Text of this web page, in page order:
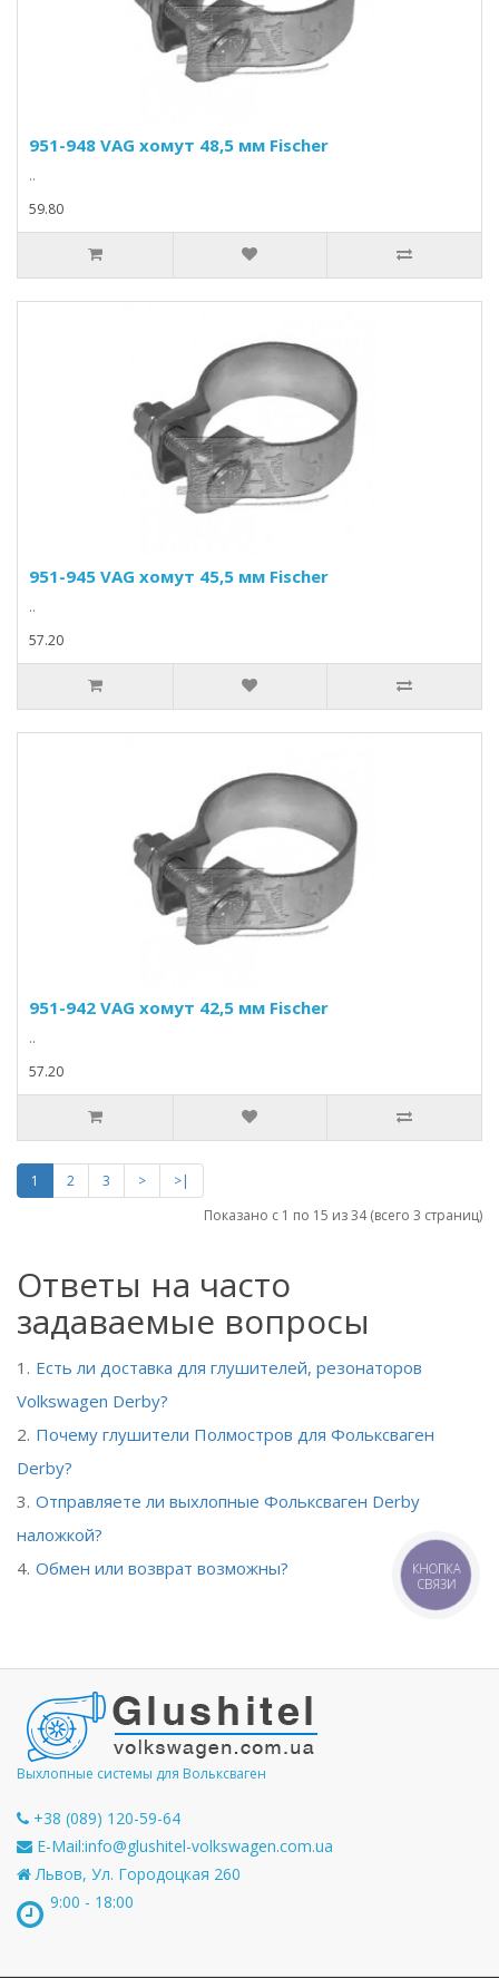
951-948 VAG хомут 48,5 мм Fischer
..
59.80
951-945 VAG хомут 45,5 мм Fischer
..
57.20
951-942 VAG хомут 42,5 мм Fischer
..
57.20
1 2 3 >
>|
Показано с 1 по 15 из 34 (всего 3 страниц)
Ответы на часто
задаваемые вопросы
Есть ли доставка для глушителей, резонаторов
Volkswagen Derby?
Почему глушители Полмостров для Фольксваген
Derby?
Отправляете ли выхлопные Фольксваген Derby
наложкой?
Обмен или возврат возможны?
Выхлопные системы для Вольксваген
+38 (089) 120-59-64
E-Mail:info@glushitel-volkswagen.com.ua
Львов, Ул. Городоцкая 260
9:00 - 18:00
КНОПКА
СВЯЗИ